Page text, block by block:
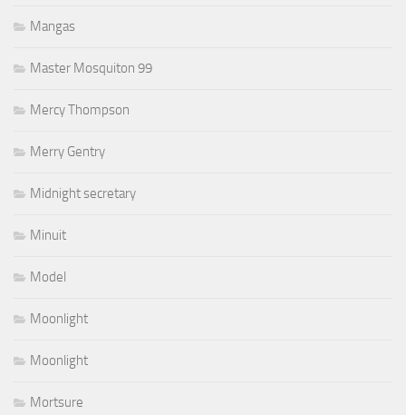
Mangas
Master Mosquiton 99
Mercy Thompson
Merry Gentry
Midnight secretary
Minuit
Model
Moonlight
Moonlight
Mortsure